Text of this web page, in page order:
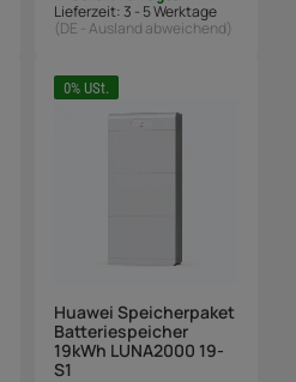
Lieferzeit:3 - 5 Werktage
(DE - Ausland abweichend)
0% USt.
Huawei Speicherpaket
Batteriespeicher
19kWh LUNA2000 19-
S1